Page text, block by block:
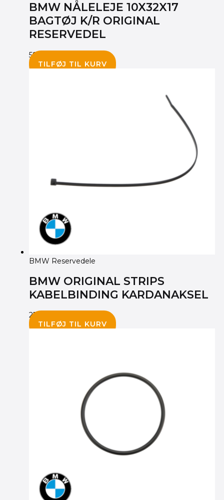
BMW NÅLELEJE 10X32X17
BAGTØJ K/R ORIGINAL
RESERVEDEL
595.00
TILFØJ TIL KURV
BMW Reservedele
BMW ORIGINAL STRIPS
KABELBINDING KARDANAKSEL
25.00
TILFØJ TIL KURV